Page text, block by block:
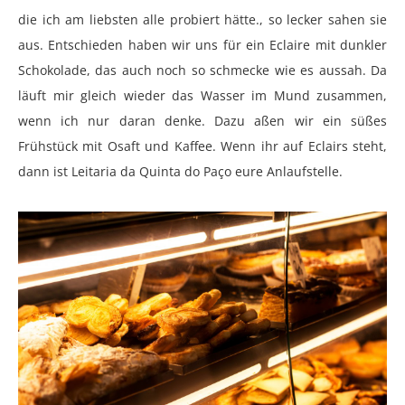
die ich am liebsten alle probiert hätte., so lecker sahen sie
aus. Entschieden haben wir uns für ein Eclaire mit dunkler
Schokolade, das auch noch so schmecke wie es aussah. Da
läuft mir gleich wieder das Wasser im Mund zusammen,
wenn ich nur daran denke. Dazu aßen wir ein süßes
Frühstück mit Osaft und Kaffee. Wenn ihr auf Eclairs steht,
dann ist Leitaria da Quinta do Paço eure Anlaufstelle.